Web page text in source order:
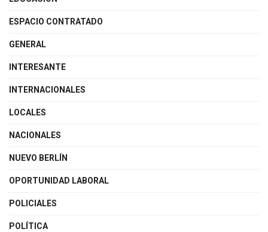
ESPACIO CONTRATADO
GENERAL
INTERESANTE
INTERNACIONALES
LOCALES
NACIONALES
NUEVO BERLÍN
OPORTUNIDAD LABORAL
POLICIALES
POLÍTICA